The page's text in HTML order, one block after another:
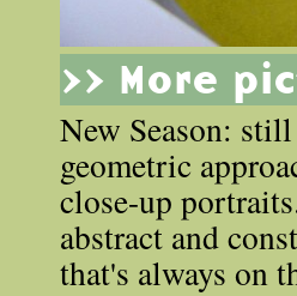
>> More
New Season:
geometric
close-up
abstract and
that's always on